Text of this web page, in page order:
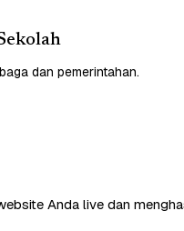
dan pemerintahan.
Anda live dan